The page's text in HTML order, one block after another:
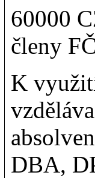
60000
členy
K
DBA,